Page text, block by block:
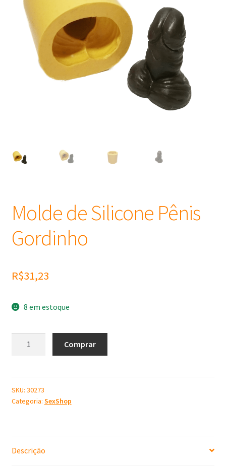
Frascos
Extratos
Matéria Prima
Óleos
Molde de Silicone Pênis
Gordinho
R$31,23
8 em estoque
Gordinho
quantidade
Comprar
SKU: 30273
Categoria: SexShop
Descrição